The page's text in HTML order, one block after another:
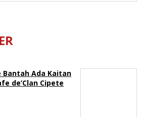
Bantah Ada Kaitan
de’Clan Cipete